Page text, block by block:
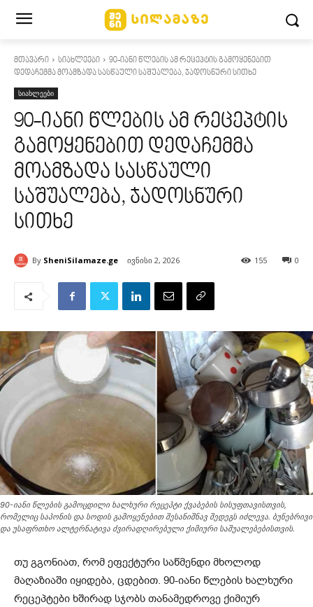
მთავარი სიახლეები
90-იანი წლების ამ რეცეპტის გამოყენებით
დედაჩემმა მოამზადა სასწაული საშუალება, ჯადოსნური სითხე
სიახლეები
90-იანი წლების ამ რეცეპტის
გამოყენებით დედაჩემმა
მოამზადა სასწაული
საშუალება, ჯადოსნური
სითხე
By SheniSilamaze.ge ივნისი 2, 2026 0
155
90-იანი წლების გამოცდილი ხალხური რეცეპტი ქვაბების სისუფთავისთვის,
რომელიც საპონის და სოდის გამოყენებით შესანიშნავ შედეგს იძლევა. ბუნებრივი
და უსაფრთხო ალტერნატივა ძვირადღირებული ქიმიური საშუალებებისთვის.
თუ გგონიათ, რომ ეფექტური საწმენდი მხოლოდ
მაღაზიაში იყიდება, ცდებით. 90-იანი წლების ხალხური
რეცეპტები ხშირად სჯობს თანამედროვე ქიმიურ